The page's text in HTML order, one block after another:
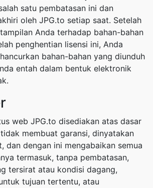
satu pembatasan ini dan
oleh JPG.to setiap saat. Setelah
Anda terhadap bahan-bahan
penghentian lisensi ini, Anda
bahan-bahan yang diunduh
entah dalam bentuk elektronik
web JPG.to disediakan atas dasar
membuat garansi, dinyatakan
dan dengan ini mengabaikan semua
termasuk, tanpa pembatasan,
tersirat atau kondisi dagang,
tujuan tertentu, atau